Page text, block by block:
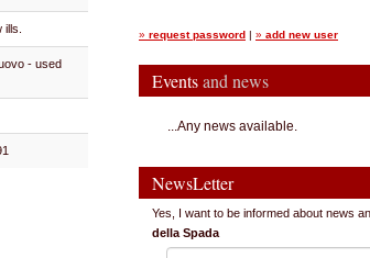
- used
» request password | » add new user
Eventsand news
...Any news available.
NewsLetter
Yes, I want to be informed about news
della Spada